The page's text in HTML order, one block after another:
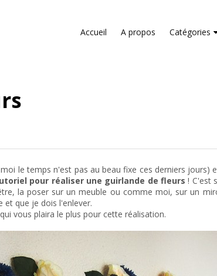
Accueil A propos Catégories
le temps n'est pas au beau fixe ces derniers jours)
pour réaliser une guirlande de fleurs ! C'est
la poser sur un meuble ou comme moi, sur un
et que je dois l'enlever.
vous plaira le plus pour cette réalisation.
deliver its services and to analyze traffic. Your IP
and security metrics to ensure quality
abuse.